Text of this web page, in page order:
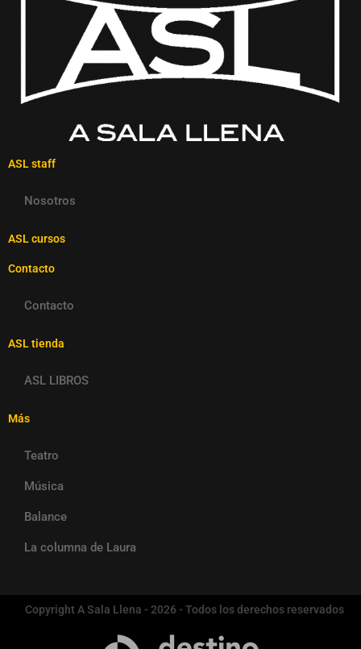
ASL staff
Nosotros
ASL cursos
Contacto
Contacto
ASL tienda
ASL LIBROS
Más
Teatro
Música
Balance
La columna de Laura
Copyright A Sala Llena - 2026 - Todos los derechos reservados